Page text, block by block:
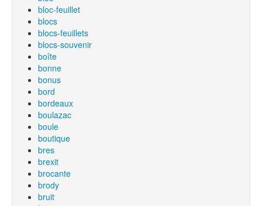
bloc-feuillet
blocs
blocs-feuillets
blocs-souvenir
boîte
bonne
bonus
bord
bordeaux
boulazac
boule
boutique
bres
brexit
brocante
brody
bruit